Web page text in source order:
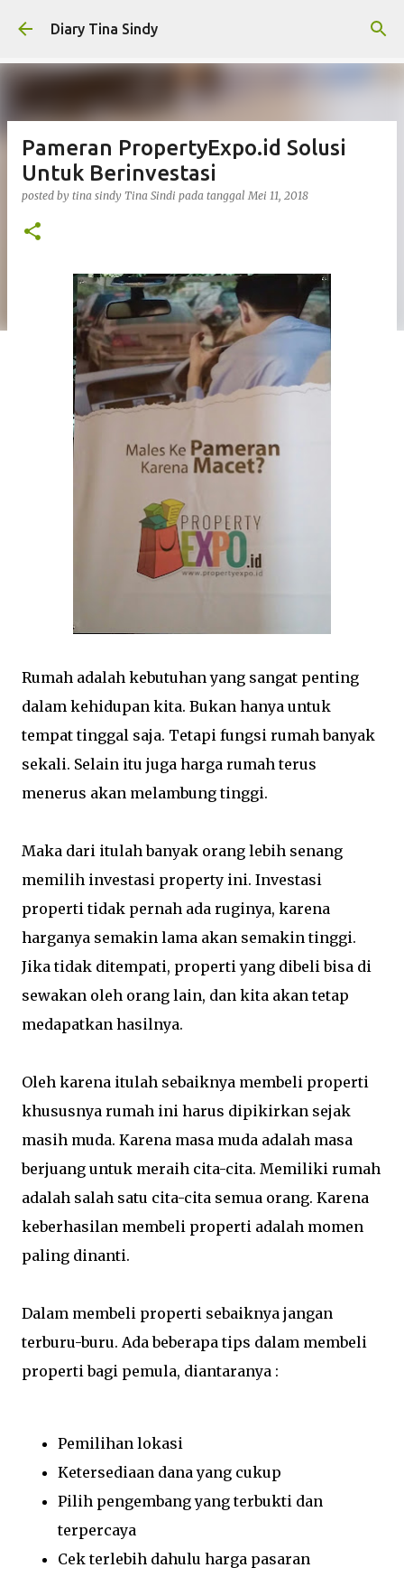
Langsung ke konten utama
Diary Tina Sindy
Pameran PropertyExpo.id Solusi
Untuk Berinvestasi
posted by tina sindy Tina Sindi pada tanggalMei 11, 2018
Rumah adalah kebutuhan yang sangat penting
dalam kehidupan kita. Bukan hanya untuk
tempat tinggal saja. Tetapi fungsi rumah banyak
sekali. Selain itu juga harga rumah terus
menerus akan melambung tinggi.
Maka dari itulah banyak orang lebih senang
memilih investasi property ini. Investasi
properti tidak pernah ada ruginya, karena
harganya semakin lama akan semakin tinggi.
Jika tidak ditempati, properti yang dibeli bisa di
sewakan oleh orang lain, dan kita akan tetap
medapatkan hasilnya.
Oleh karena itulah sebaiknya membeli properti
khususnya rumah ini harus dipikirkan sejak
masih muda. Karena masa muda adalah masa
berjuang untuk meraih cita-cita. Memiliki rumah
adalah salah satu cita-cita semua orang. Karena
keberhasilan membeli properti adalah momen
paling dinanti.
Dalam membeli properti sebaiknya jangan
terburu-buru. Ada beberapa tips dalam membeli
properti bagi pemula, diantaranya :
Pemilihan lokasi
Ketersediaan dana yang cukup
Pilih pengembang yang terbukti dan
terpercaya
Cek terlebih dahulu harga pasaran